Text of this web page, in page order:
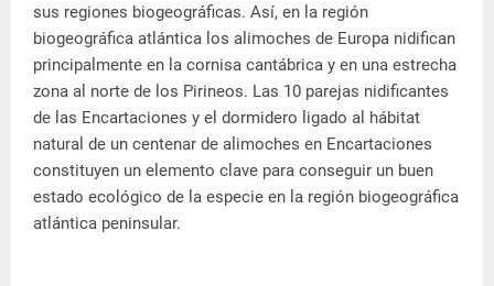
sus regiones biogeográficas. Así, en la región
biogeográfica atlántica los alimoches de Europa nidifican
principalmente en la cornisa cantábrica y en una estrecha
zona al norte de los Pirineos. Las 10 parejas nidificantes
de las Encartaciones y el dormidero ligado al hábitat
natural de un centenar de alimoches en Encartaciones
constituyen un elemento clave para conseguir un buen
estado ecológico de la especie en la región biogeográfica
atlántica peninsular.